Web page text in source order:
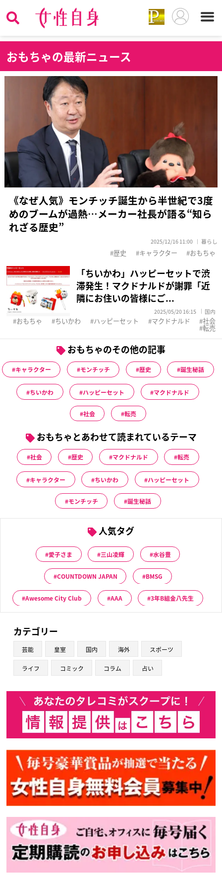
おもちゃの最新ニュース
《なぜ人気》モンチッチ誕生から半世紀で3度
めのブームが過熱…メーカー社長が語る“知ら
れざる歴史”
2025/12/16 11:00 暮らし
歴史 キャラクター おもちゃ
「ちいかわ」ハッピーセットで渋
滞発生！マクドナルドが謝罪「近
隣にお住いの皆様にご...
2025/05/20 16:15 国内
おもちゃ ちいかわ ハッピーセット マクドナルド 社会
転売
おもちゃのその他の記事
キャラクター モンチッチ 歴史 誕生秘話
ちいかわ ハッピーセット マクドナルド
社会 転売
おもちゃとあわせて読まれているテーマ
社会 歴史 マクドナルド 転売
キャラクター ちいかわ ハッピーセット
モンチッチ 誕生秘話
人気タグ
愛子さま 三山凌輝 水谷豊
COUNTDOWN JAPAN BMSG
Awesome City Club AAA 3年B組金八先生
カテゴリー
芸能 皇室 国内 海外 スポーツ
ライフ コミック コラム 占い